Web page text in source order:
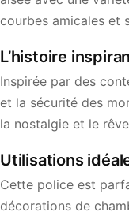
courbes amicales et
L’histoire
Inspirée par des
et la sécurité des
la nostalgie et le
Utilisations
Cette police est
décorations de